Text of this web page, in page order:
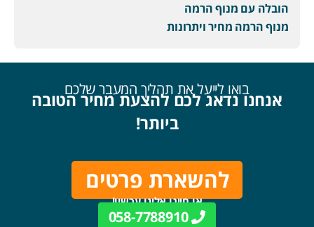
הובלה עם מנוף הרמה
מנוף הרמה מחיר ויתרונות
בואו לייעל את תהליך המעבר שלכם
אנחנו נדאג לכם להצעת מחיר הטובה
ביותר!
להשארת פרטים
או חייגו אלינו עכשיו!
058-7788910